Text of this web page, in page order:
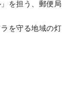
を担う、郵便局
を守る地域の灯